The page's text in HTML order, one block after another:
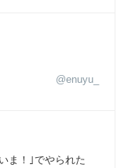
@enuyu_
ま！｣でやられた